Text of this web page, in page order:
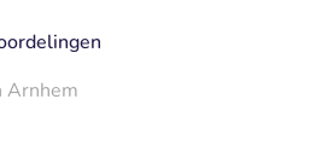
Arnhem